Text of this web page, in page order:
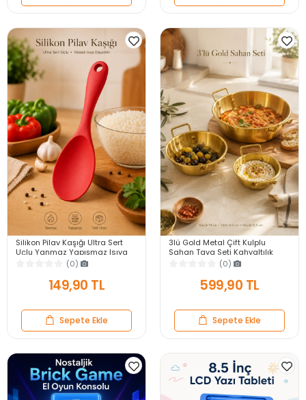
Silikon Pilav Kaşığı Ultra Sert
Uçlu Yanmaz Yapışmaz Isıya
Dayanıklı Kırmızı Servis Yemek
(0)
149,90 TL
Sepete Ekle
3lü Gold Metal Çift Kulplu
Sahan Tava Seti Kahvaltılık
Meze Menemen Mutfak Sofra
Sunum Kabı Seti
(0)
599,90 TL
Sepete Ekle